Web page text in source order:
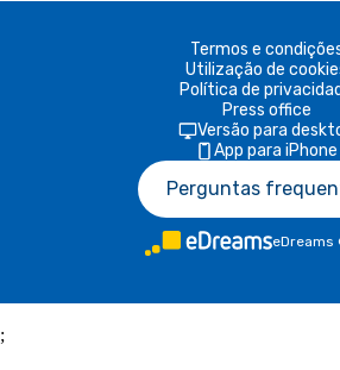
Termos e
Utilização de
Política de
Press office
Versão para
App para iPhone
Perguntas
eDreams
;